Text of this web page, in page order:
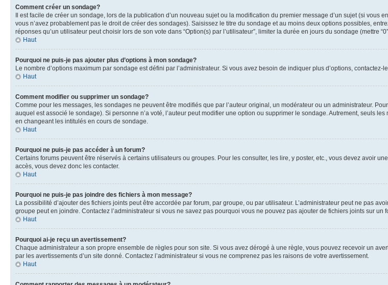
Comment créer un sondage?
Il est facile de créer un sondage, lors de la publication d’un nouveau sujet ou la modification du premier message d’un sujet (si vous
vous n’avez probablement pas le droit de créer des sondages). Saisissez le titre du sondage et au moins deux options possibles,
réponses qu’un utilisateur peut choisir lors de son vote dans “Option(s) par l’utilisateur”, limiter la durée en jours du sondage (mettre
Haut
Pourquoi ne puis-je pas ajouter plus d’options à mon sondage?
Le nombre d’options maximum par sondage est défini par l’administrateur. Si vous avez besoin de indiquer plus d’options, contactez-
Haut
Comment modifier ou supprimer un sondage?
Comme pour les messages, les sondages ne peuvent être modifiés que par l’auteur original, un modérateur ou un administrateur.
auquel est associé le sondage). Si personne n’a voté, l’auteur peut modifier une option ou supprimer le sondage. Autrement, seuls
en changeant les intitulés en cours de sondage.
Haut
Pourquoi ne puis-je pas accéder à un forum?
Certains forums peuvent être réservés à certains utilisateurs ou groupes. Pour les consulter, les lire, y poster, etc., vous devez avoir
accès, vous devez donc les contacter.
Haut
Pourquoi ne puis-je pas joindre des fichiers à mon message?
La possibilité d’ajouter des fichiers joints peut être accordée par forum, par groupe, ou par utilisateur. L’administrateur peut ne pas
groupe peut en joindre. Contactez l’administrateur si vous ne savez pas pourquoi vous ne pouvez pas ajouter de fichiers joints sur un
Haut
Pourquoi ai-je reçu un avertissement?
Chaque administrateur a son propre ensemble de règles pour son site. Si vous avez dérogé à une règle, vous pouvez recevoir un
par les avertissements d’un site donné. Contactez l’administrateur si vous ne comprenez pas les raisons de votre avertissement.
Haut